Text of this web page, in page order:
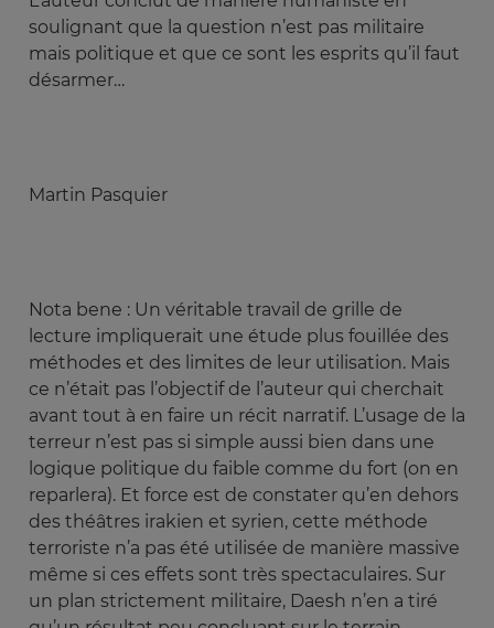
soulignant que la question n’est pas militaire
mais politique et que ce sont les esprits qu’il faut
désarmer…
Martin Pasquier
Nota bene : Un véritable travail de grille de
lecture impliquerait une étude plus fouillée des
méthodes et des limites de leur utilisation. Mais
ce n’était pas l’objectif de l’auteur qui cherchait
avant tout à en faire un récit narratif. L’usage de la
terreur n’est pas si simple aussi bien dans une
logique politique du faible comme du fort (on en
reparlera). Et force est de constater qu’en dehors
des théâtres irakien et syrien, cette méthode
terroriste n’a pas été utilisée de manière massive
même si ces effets sont très spectaculaires. Sur
un plan strictement militaire, Daesh n’en a tiré